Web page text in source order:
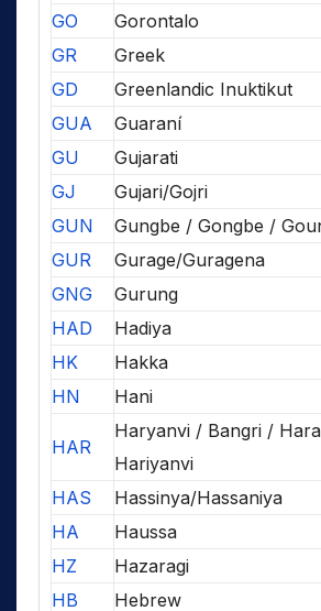
GO
Gorontalo
GR
Greek
GD
Greenlandic Inuktikut
GUA
Guaraní
GU
Gujarati
GJ
Gujari/Gojri
GUN
Gungbe / Gongbe /
GUR
Gurage/Guragena
GNG
Gurung
HAD
Hadiya
HK
Hakka
HN
Hani
HAR
Haryanvi / Bangri /
Hariyanvi
HAS
Hassinya/Hassaniya
HA
Haussa
HZ
Hazaragi
HB
Hebrew